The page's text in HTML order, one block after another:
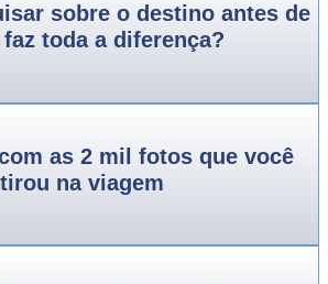
sobre o destino antes de
toda a diferença?
as 2 mil fotos que você
tirou na viagem